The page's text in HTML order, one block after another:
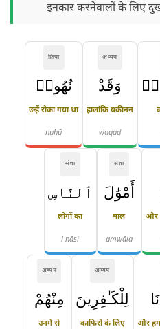
इनकार करनेवालों के लिए
अव्यय
وَقَدْ
हालांकि यकीनन
waqad
क्रिया
نُهُوا۟
उन्हें रोका गया था
nuhū
और
संज्ञा
أَمْوَٰلَ
माल
amwāla
संज्ञा
ٱلنَّاسِ
लोगों का
l-nāsi
और
अव्यय
لِلْكَـٰفِرِينَ
काफ़िरों के लिए
अव्यय
مِنْهُمْ
उनमें से